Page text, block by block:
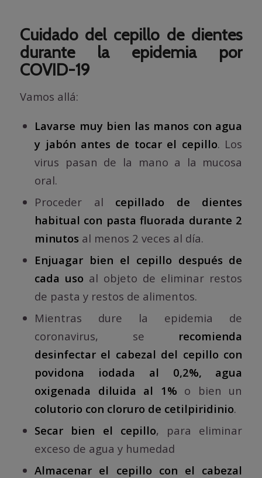
Cuidado del cepillo de dientes
durante la epidemia por
COVID-19
Vamos allá:
Lavarse muy bien las manos con agua
y jabón antes de tocar el cepillo. Los
virus pasan de la mano a la mucosa
oral.
Proceder al cepillado de dientes
habitual con pasta fluorada durante 2
minutos al menos 2 veces al día.
Enjuagar bien el cepillo después de
cada uso al objeto de eliminar restos
de pasta y restos de alimentos.
Mientras dure la epidemia de
coronavirus, se recomienda
desinfectar el cabezal del cepillo con
povidona iodada al 0,2%, agua
oxigenada diluida al 1% o bien un
colutorio con cloruro de cetilpiridinio.
Secar bien el cepillo, para eliminar
exceso de agua y humedad
Almacenar el cepillo con el cabezal